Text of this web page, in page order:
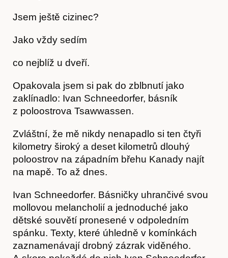
Jsem ještě cizinec?
Jako vždy sedím
co nejblíž u dveří.
Opakovala jsem si pak do zblbnutí jako
zaklínadlo: Ivan Schneedorfer, básník
z poloostrova Tsawwassen.
Zvláštní, že mě nikdy nenapadlo si ten čtyři
kilometry široký a deset kilometrů dlouhý
poloostrov na západním břehu Kanady najít
na mapě. To až dnes.
Ivan Schneedorfer. Básničky uhrančivé svou
mollovou melancholií a jednoduché jako
dětské souvětí pronesené v odpoledním
spánku. Texty, které úhledně v komínkách
zaznamenávají drobný zázrak viděného.